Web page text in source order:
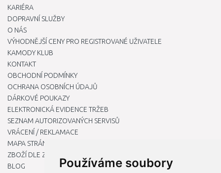
Používáme soubory
KARIÉRA
DOPRAVNÍ SLUŽBY
O NÁS
VÝHODNĚJŠÍ CENY PRO REGISTROVANÉ UŽIVATELE
KAMODY KLUB
KONTAKT
OBCHODNÍ PODMÍNKY
OCHRANA OSOBNÍCH ÚDAJŮ
DÁRKOVÉ POUKAZY
ELEKTRONICKÁ EVIDENCE TRŽEB
SEZNAM AUTORIZOVANÝCH SERVISŮ
VRÁCENÍ / REKLAMACE
MAPA STRÁNKY
ZBOŽÍ DLE ZNAČEK
BLOG